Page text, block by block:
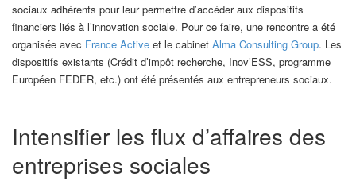
sociaux adhérents pour leur permettre d’accéder aux dispositifs
financiers liés à l’innovation sociale. Pour ce faire, une rencontre a été
organisée avec France Active et le cabinet Alma Consulting Group. Les
dispositifs existants (Crédit d’impôt recherche, Inov’ESS, programme
Européen FEDER, etc.) ont été présentés aux entrepreneurs sociaux.
Intensifier les flux d’affaires des
entreprises sociales